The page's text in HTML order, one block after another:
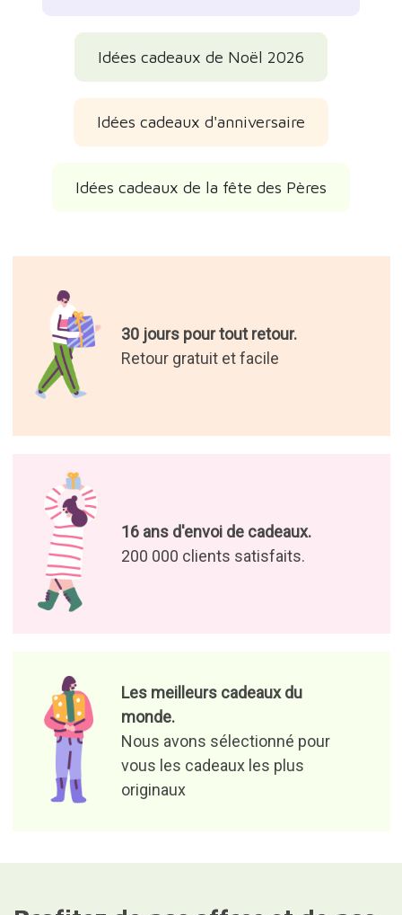
Idées cadeaux de Noël 2026
Idées cadeaux d'anniversaire
Idées cadeaux de la fête des Pères
30 jours pour tout retour.
Retour gratuit et facile
16 ans d'envoi de cadeaux.
200 000 clients satisfaits.
Les meilleurs cadeaux du
monde.
Nous avons sélectionné pour
vous les cadeaux les plus
originaux